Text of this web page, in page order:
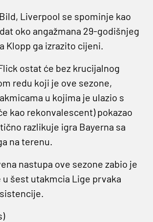
Liverpool se spominje kao
oko angažmana 29-godišnjeg
Klopp ga izrazito cijeni.
ostat će bez krucijalnog
redu koji je ove sezone,
u kojima je ulazio s
kao rekonvalescent) pokazao
razlikuje igra Bayerna sa
na terenu.
nastupa ove sezone zabio je
u šest utakmcia Lige prvaka